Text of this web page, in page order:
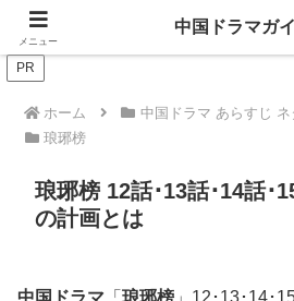
ドラマは歴史を知るともっ
PR
ホーム 中国ドラマ あらすじ ネ
琅琊榜
琅琊榜 12話･13話･14話･
の計画とは
メニュー
中国ドラマガ